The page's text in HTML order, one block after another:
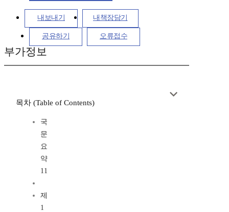
내보내기 내책장담기
공유하기 오류접수
부가정보
목차 (Table of Contents)
국
문
요
약
11
제
1